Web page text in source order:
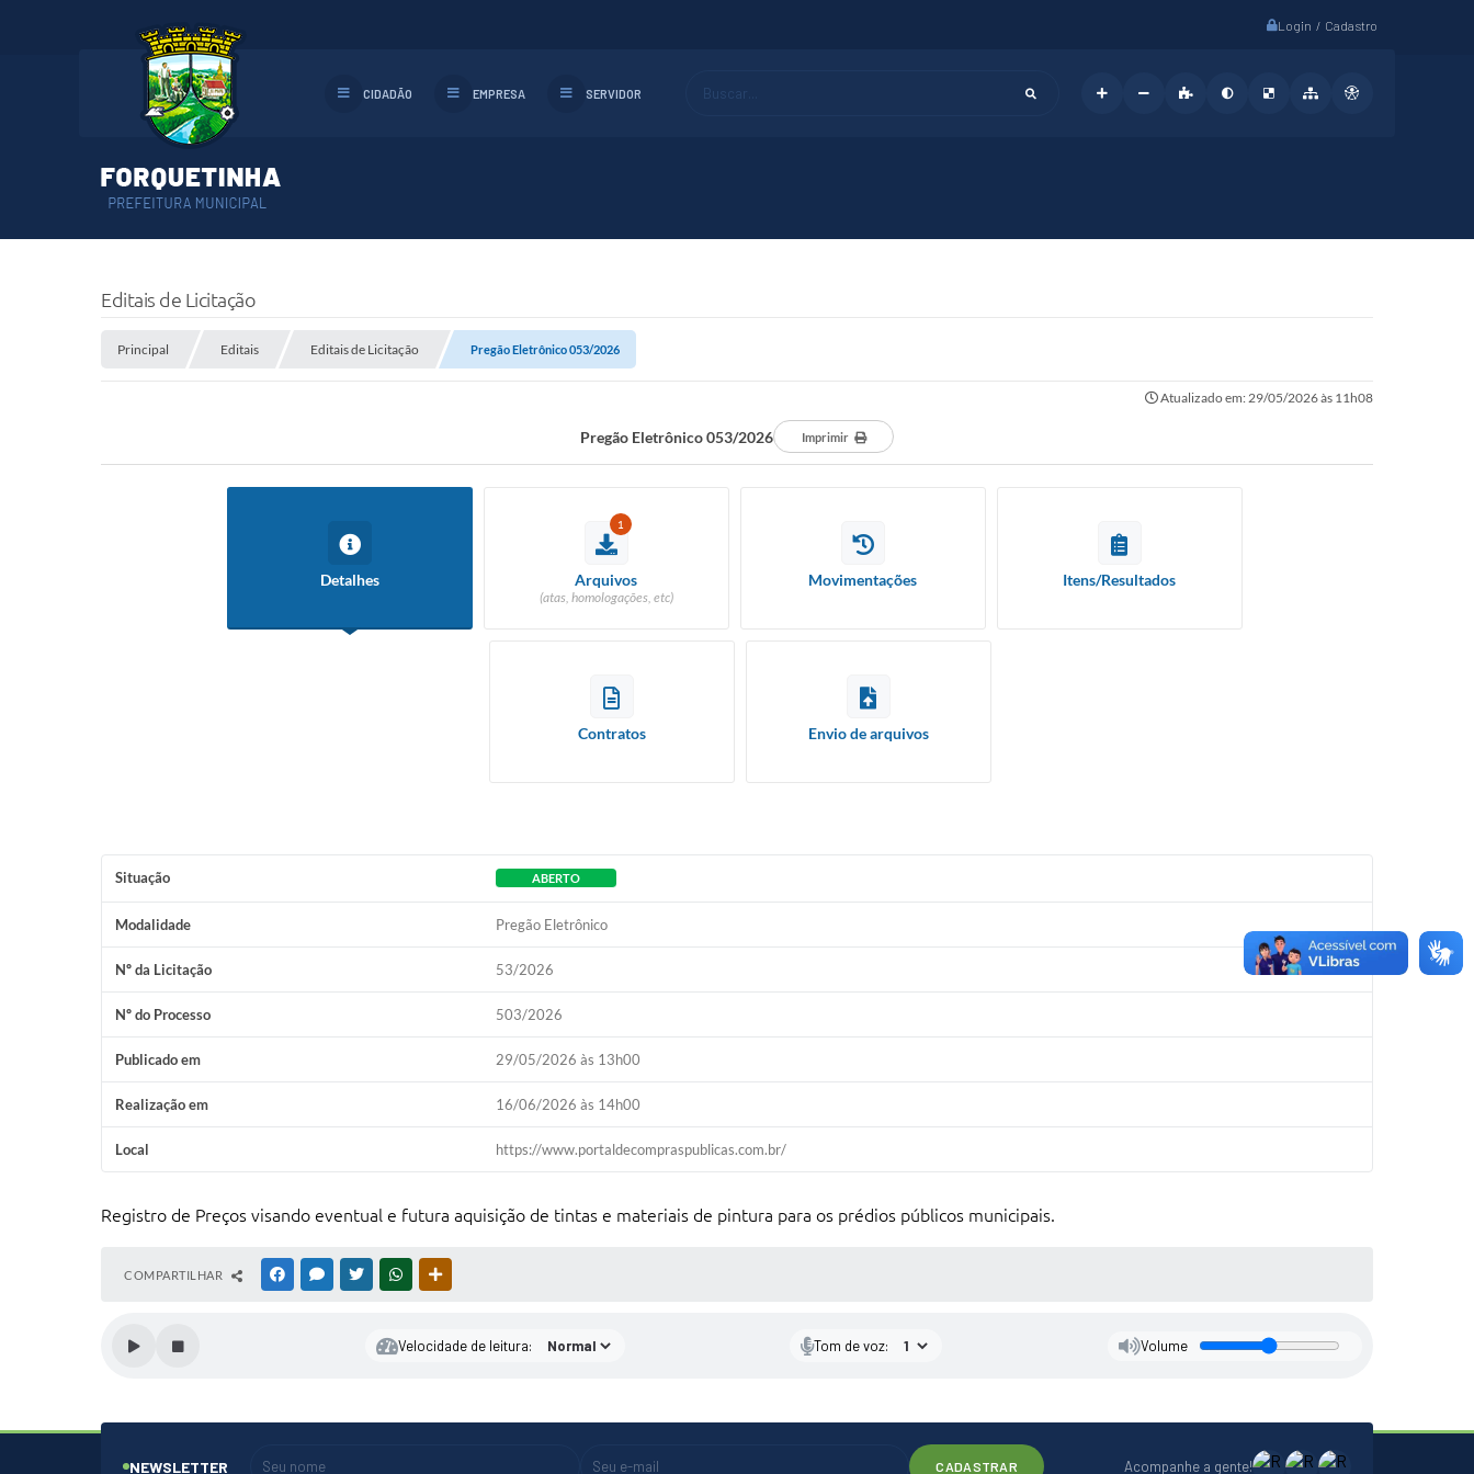
Login / Cadastro
Buscar...
CIDADÃO EMPRESA SERVIDOR
Editais de Licitação
Principal Editais Editais de Licitação Pregão Eletrônico 053/2026
Atualizado em: 29/05/2026 às 11h08
Pregão Eletrônico 053/2026 Imprimir
Detalhes
1
Arquivos
(atas, homologações, etc)
Movimentações Itens/Resultados
Contratos Envio de arquivos
Situação ABERTO
Modalidade Pregão Eletrônico
Nº da Licitação 53/2026
Nº do Processo 503/2026
Publicado em 29/05/2026 às 13h00
Realização em 16/06/2026 às 14h00
Local https://www.portaldecompraspublicas.com.br/
Registro de Preços visando eventual e futura aquisição de tintas e materiais de pintura para os prédios públicos municipais.
COMPARTILHAR FACEBOOKMESSENGER
TWITTERWHATSAPP
Velocidade de leitura: Tom de voz: Volume
Acompanhe a gente!
NEWSLETTER CADASTRAR